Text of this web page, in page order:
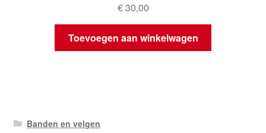
€30,00
Toevoegen aan winkelwagen
Banden en velgen